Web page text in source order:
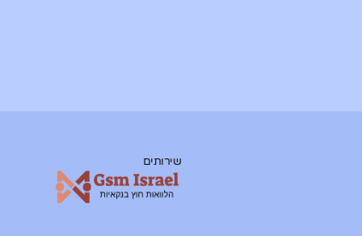
שירותים